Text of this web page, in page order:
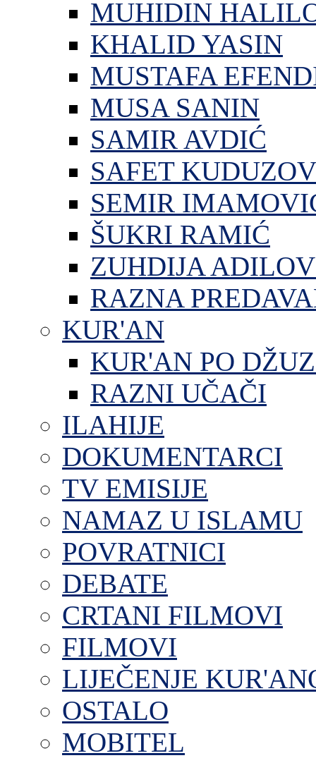
MUHIDIN
KHALID YASIN
MUSTAFA
MUSA SANIN
SAMIR AVDIĆ
SAFET
SEMIR
ŠUKRI RAMIĆ
ZUHDIJA
RAZNA
KUR'AN
KUR'AN PO
RAZNI UČAČI
ILAHIJE
DOKUMENTARCI
TV EMISIJE
NAMAZ U ISLAMU
POVRATNICI
DEBATE
CRTANI FILMOVI
FILMOVI
LIJEČENJE
OSTALO
MOBITEL